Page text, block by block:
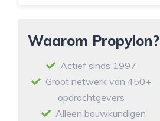
Waarom Propylon?
Actief sinds 1997
Groot netwerk van 450+
opdrachtgevers
Alleen bouwkundigen